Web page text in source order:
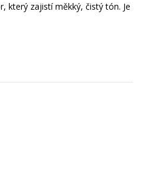
který zajistí měkký, čistý tón. Je